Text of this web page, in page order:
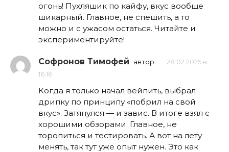
огонь! Пухляшик по кайфу, вкус вообще
шикарный. Главное, не спешить, а то
можно и с ужасом остаться. Читайте и
экспериментируйте!
Софронов Тимофей автор
28.02.2025 в
16:16
Когда я только начал вейпить, выбрал
дрипку по принципу «побрил на свой
вкус». Затянулся — и завис. В итоге взял с
хорошими обзорами. Главное, не
торопиться и тестировать. А вот на лету
менять, так тут уже опыт нужен. Это как